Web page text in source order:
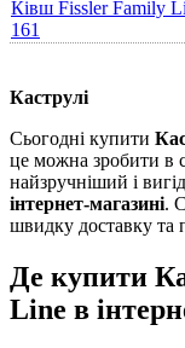
Ківш Fissler Family
161
Каструлі
Сьогодні купити
це можна зробити в
найзручніший і
інтернет-магазині.
швидку доставку та
Де купити
Line в